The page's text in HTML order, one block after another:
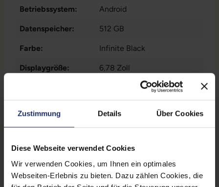
Zustimmung Details Über Cookies
Diese Webseite verwendet Cookies
Wir verwenden Cookies, um Ihnen ein optimales
Webseiten-Erlebnis zu bieten. Dazu zählen Cookies, die
Betriebssystem: Android
Datenspeicher: 512 GB
Farbe: Infinite Black
Displaygröße: 6,78 Zoll
2772 x 1272
Pixeldichte: 450 ppi
Prozessor:
Qualcomm Snapdragon 8
Prozessorkerne: 8